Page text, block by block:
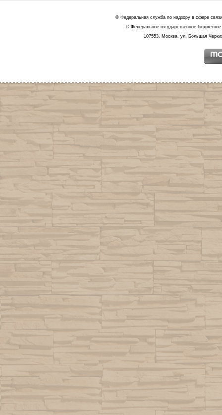
© Федеральная служба по надзору в сфере
© Федеральное государственное
107553, Москва, ул. Большая